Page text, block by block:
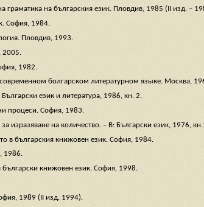
на българския език. Пловдив, 1985 (ІІ изд. –
София, 1984.
Пловдив, 1993.
2005.
1982.
болгарском литературном языке. Москва,
език и литература, 1986, кн. 2.
процеси. София, 1983.
изразяване на количество. – В: Български език, 1976,
в българския книжовен език. София, 1984.
1986.
книжовен език. София, 1998.
1989 (ІІ изд. 1994).